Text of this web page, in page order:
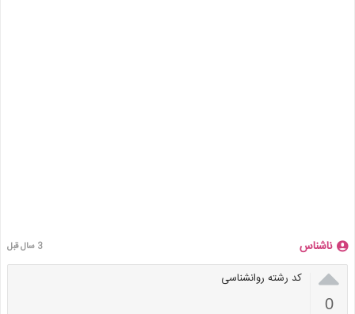
ناشناس 3 سال قبل

0
کد رشته روانشناسی